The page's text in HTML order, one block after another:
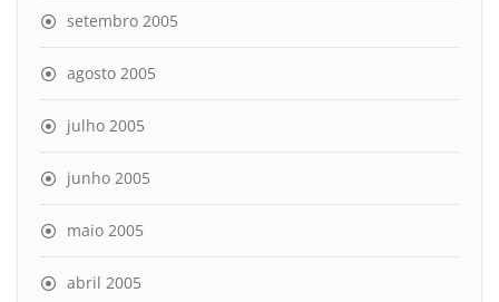
setembro 2005
agosto 2005
julho 2005
junho 2005
maio 2005
abril 2005